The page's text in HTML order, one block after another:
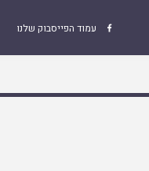
 עמוד הפייסבוק שלנו